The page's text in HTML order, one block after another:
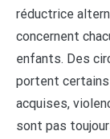
réductrice
concernent
enfants. Des
portent certains
acquises,
sont pas